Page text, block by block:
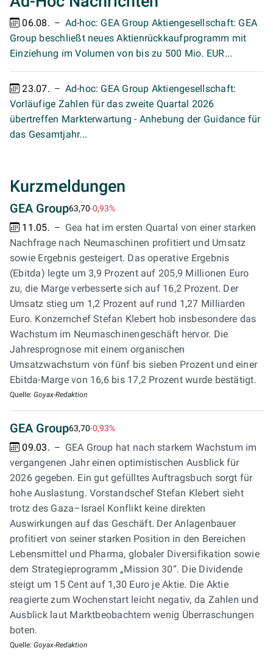
06.08.
Ad-hoc: GEA Group Aktiengesellschaft: GEA
Group beschließt neues Aktienrückkaufprogramm mit
Einziehung im Volumen von bis zu 500 Mio. EUR...
23.07.
Ad-hoc: GEA Group Aktiengesellschaft:
Vorläufige Zahlen für das zweite Quartal 2026
übertreffen Markterwartung - Anhebung der Guidance für
das Gesamtjahr...
Kurzmeldungen
GEA Group63,70-0,93%
11.05.
Gea hat im ersten Quartal von einer starken
Nachfrage nach Neumaschinen profitiert und Umsatz
sowie Ergebnis gesteigert. Das operative Ergebnis
(Ebitda) legte um 3,9 Prozent auf 205,9 Millionen Euro
zu, die Marge verbesserte sich auf 16,2 Prozent. Der
Umsatz stieg um 1,2 Prozent auf rund 1,27 Milliarden
Euro. Konzernchef Stefan Klebert hob insbesondere das
Wachstum im Neumaschinengeschäft hervor. Die
Jahresprognose mit einem organischen
Umsatzwachstum von fünf bis sieben Prozent und einer
Ebitda-Marge von 16,6 bis 17,2 Prozent wurde bestätigt.
Quelle: Goyax-Redaktion
GEA Group63,70-0,93%
09.03.
GEA Group hat nach starkem Wachstum im
vergangenen Jahr einen optimistischen Ausblick für
2026 gegeben. Ein gut gefülltes Auftragsbuch sorgt für
hohe Auslastung. Vorstandschef Stefan Klebert sieht
trotz des Gaza–Israel Konflikt keine direkten
Auswirkungen auf das Geschäft. Der Anlagenbauer
profitiert von seiner starken Position in den Bereichen
Lebensmittel und Pharma, globaler Diversifikation sowie
dem Strategieprogramm „Mission 30“. Die Dividende
steigt um 15 Cent auf 1,30 Euro je Aktie. Die Aktie
reagierte zum Wochenstart leicht negativ, da Zahlen und
Ausblick laut Marktbeobachtern wenig Überraschungen
boten.
Quelle: Goyax-Redaktion